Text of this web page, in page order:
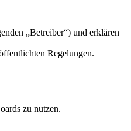
„Betreiber“) und erklären
Regelungen.
zu nutzen.